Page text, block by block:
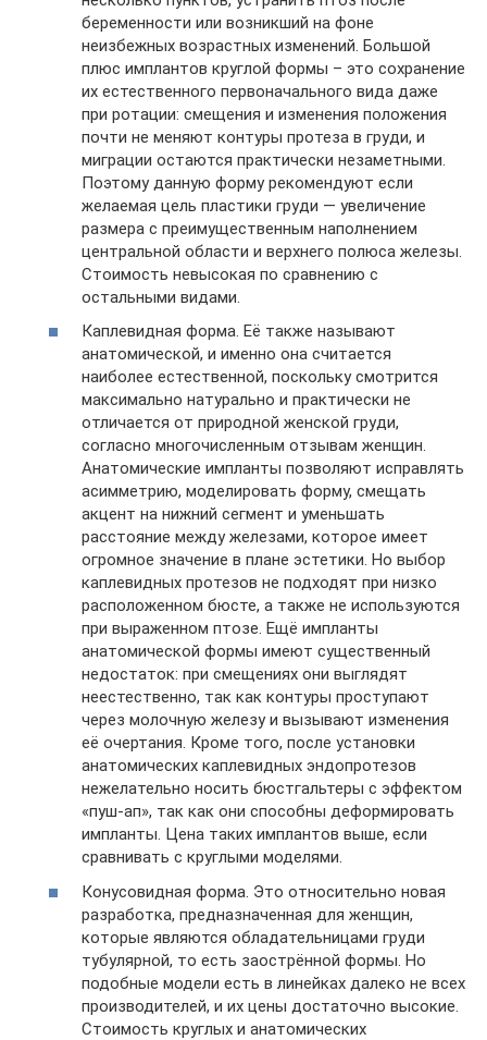
беременности или возникший на фоне
неизбежных возрастных изменений. Большой
плюс имплантов круглой формы – это сохранение
их естественного первоначального вида даже
при ротации: смещения и изменения положения
почти не меняют контуры протеза в груди, и
миграции остаются практически незаметными.
Поэтому данную форму рекомендуют если
желаемая цель пластики груди — увеличение
размера с преимущественным наполнением
центральной области и верхнего полюса железы.
Стоимость невысокая по сравнению с
остальными видами.
Каплевидная форма. Её также называют
анатомической, и именно она считается
наиболее естественной, поскольку смотрится
максимально натурально и практически не
отличается от природной женской груди,
согласно многочисленным отзывам женщин.
Анатомические импланты позволяют исправлять
асимметрию, моделировать форму, смещать
акцент на нижний сегмент и уменьшать
расстояние между железами, которое имеет
огромное значение в плане эстетики. Но выбор
каплевидных протезов не подходят при низко
расположенном бюсте, а также не используются
при выраженном птозе. Ещё импланты
анатомической формы имеют существенный
недостаток: при смещениях они выглядят
неестественно, так как контуры проступают
через молочную железу и вызывают изменения
её очертания. Кроме того, после установки
анатомических каплевидных эндопротезов
нежелательно носить бюстгальтеры с эффектом
«пуш-ап», так как они способны деформировать
импланты. Цена таких имплантов выше, если
сравнивать с круглыми моделями.
Конусовидная форма. Это относительно новая
разработка, предназначенная для женщин,
которые являются обладательницами груди
тубулярной, то есть заострённой формы. Но
подобные модели есть в линейках далеко не всех
производителей, и их цены достаточно высокие.
Стоимость круглых и анатомических